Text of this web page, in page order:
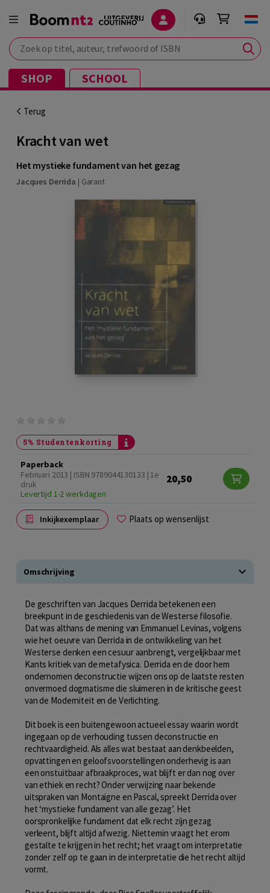
Zoek op titel, auteur, trefwoord of ISBN
SHOP SCHOOL
Terug
Kracht van wet
Het mystieke fundament van het gezag
Jacques Derrida | Garant
5% Studentenkorting
Paperback
Februari 2013 | ISBN 9789044130133 | 1e
druk
Levertijd 1-2 werkdagen
20,50
Inkijkexemplaar Plaats op wensenlijst
Omschrijving
De geschriften van Jacques Derrida betekenen een
breekpunt in de geschiedenis van de Westerse filosofie.
Dat was althans de mening van Emmanuel Levinas, volgens
wie het oeuvre van Derrida in de ontwikkeling van het
Westerse denken een cesuur aanbrengt, vergelijkbaar met
Kants kritiek van de metafysica. Derrida en de door hem
ondernomen deconstructie wijzen ons op de laatste resten
onvermoed dogmatisme die sluimeren in de kritische geest
van de Moderniteit en de Verlichting.
Dit boek is een buitengewoon actueel essay waarin wordt
ingegaan op de verhouding tussen deconstructie en
rechtvaardigheid. Als alles wat bestaat aan denkbeelden,
opvattingen en geloofsvoorstellingen onderhevig is aan
een onstuitbaar afbraakproces, wat blijft er dan nog over
van ethiek en recht? Onder verwijzing naar bekende
uitspraken van Montaigne en Pascal, spreekt Derrida over
het ‘mystieke fundament van alle gezag’. Het
oorspronkelijke fundament dat elk recht zijn gezag
verleent, blijft altijd afwezig. Niettemin vraagt het erom
gestalte te krijgen in het recht; het vraagt om interpretatie
zonder zelf op te gaan in de interpretatie die het recht altijd
vormt.